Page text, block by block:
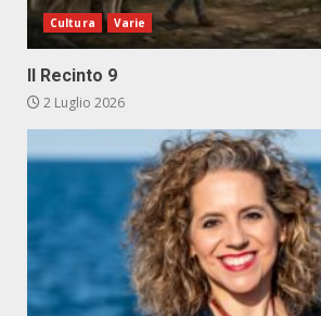
Cultura Varie
Il Recinto 9
2 Luglio 2026